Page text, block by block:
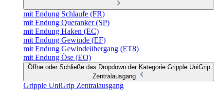
mit Endung Schlaufe (FR)
mit Endung Queranker (SP)
mit Endung Haken (EC)
mit Endung Gewinde (EF)
mit Endung Gewindeübergang (ET8)
mit Endung Öse (EO)
Öffne oder Schließe das Dropdown der Kategorie Gripple UniGrip
Zentralausgang
Gripple UniGrip Zentralausgang